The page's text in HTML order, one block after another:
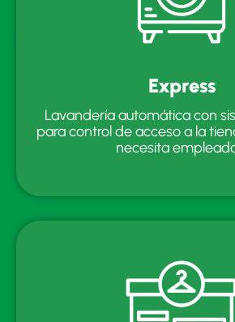
Express
Lavandería automática con
para control de acceso a la
necesita